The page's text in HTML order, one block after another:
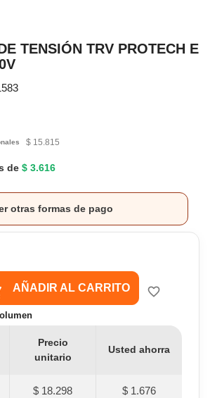
TENSIÓN TRV PROTECH E
$ 15.815
de $ 3.616
otras formas de pago
AÑADIR AL CARRITO favorite_border
Precio
unitario
Usted ahorra
$ 18.298 $ 1.676